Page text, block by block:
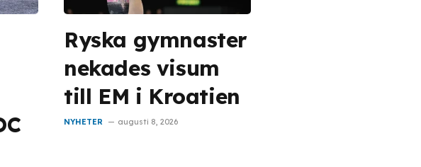
Ryska gymnaster
nekades visum
till EM i Kroatien
NYHETER augusti 8, 2026